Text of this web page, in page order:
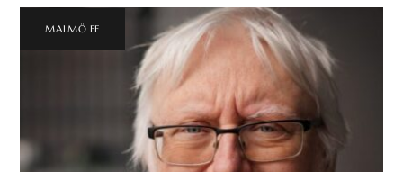
MALMÖ FF